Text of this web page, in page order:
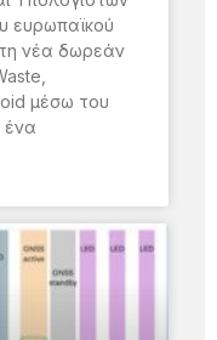
ευρωπαϊκού
τη νέα δωρεάν
μέσω του
ένα